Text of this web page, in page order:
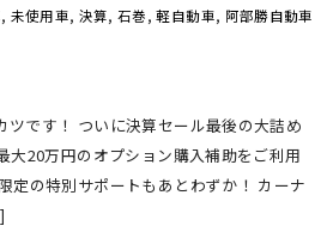
, 未使用車, 決算,石巻,軽自動車, 阿部勝自動車
ツです！ ついに決算セール最後の大詰め
大20万円のオプション購入補助をご利用
定の特別サポートもあとわずか！ カーナ